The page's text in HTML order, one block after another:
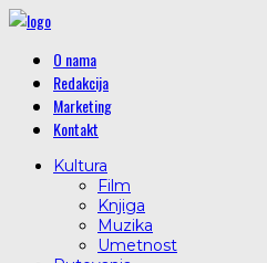
O nama
Redakcija
Marketing
Kontakt
Kultura
Film
Knjiga
Muzika
Umetnost